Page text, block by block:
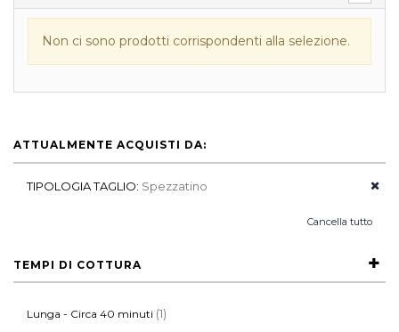
Non ci sono prodotti corrispondenti alla selezione.
ATTUALMENTE ACQUISTI DA:
TIPOLOGIA TAGLIO: Spezzatino
Cancella tutto
TEMPI DI COTTURA
Lunga - Circa 40 minuti (1)